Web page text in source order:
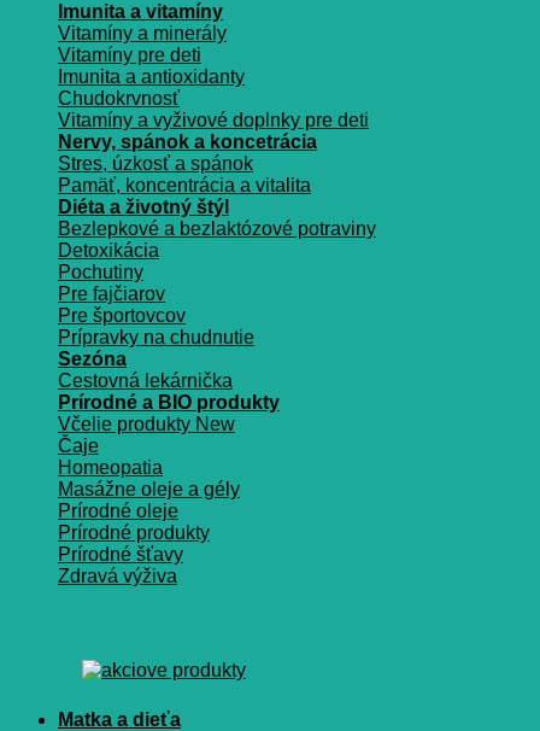
Imunita a vitamíny
Vitamíny a minerály
Vitamíny pre deti
Imunita a antioxidanty
Chudokrvnosť
Vitamíny a vyživové doplnky pre deti
Nervy, spánok a koncetrácia
Stres, úzkosť a spánok
Pamäť, koncentrácia a vitalita
Diéta a životný štýl
Bezlepkové a bezlaktózové potraviny
Detoxikácia
Pochutiny
Pre fajčiarov
Pre športovcov
Prípravky na chudnutie
Sezóna
Cestovná lekárnička
Prírodné a BIO produkty
Včelie produkty
Čaje
Homeopatia
Masážne oleje a gély
Prírodné oleje
Prírodné produkty
Prírodné šťavy
Zdravá výživa
Matka a dieťa